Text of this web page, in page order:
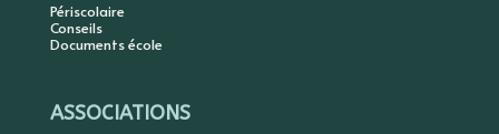
Périscolaire
Conseils
Documents école
ASSOCIATIONS